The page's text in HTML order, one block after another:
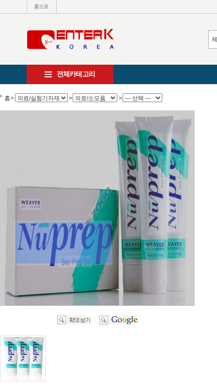
홈으로
전체카테고리
홈> > >